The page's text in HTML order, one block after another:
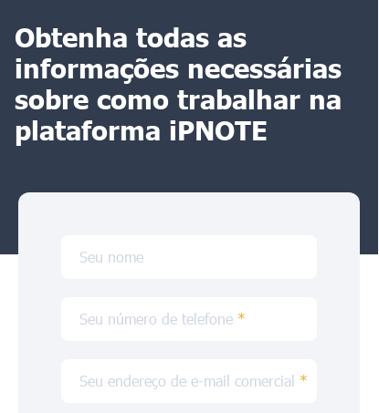
Obtenha todas as
informações necessárias
sobre como trabalhar na
plataforma iPNOTE
Seu nome
Seu número de telefone *
Seu endereço de e-mail comercial *